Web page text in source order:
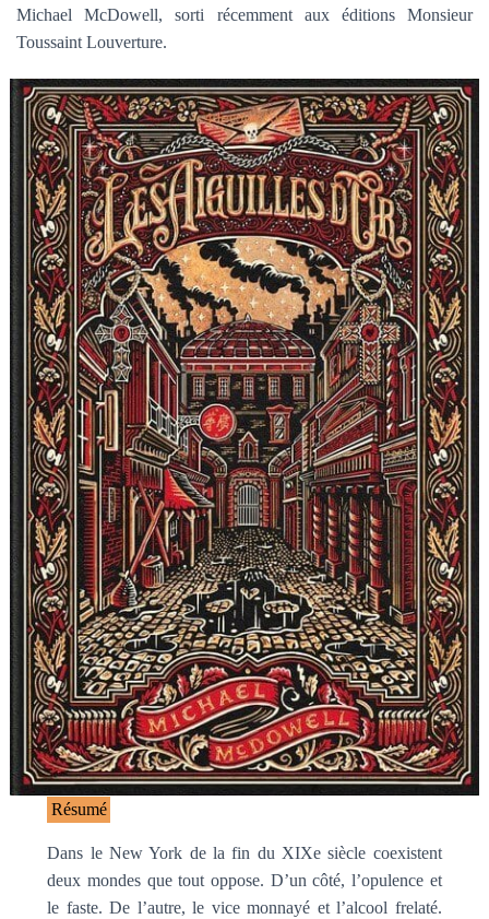
Michael McDowell, sorti récemment aux éditions Monsieur
Toussaint Louverture.
Résumé
Dans le New York de la fin du XIXe siècle coexistent
deux mondes que tout oppose. D’un côté, l’opulence et
le faste. De l’autre, le vice monnayé et l’alcool frelaté.